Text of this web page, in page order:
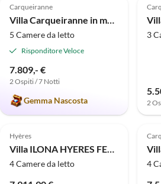
Carqueiranne
Villa Carqueiranne in montagna
5 Camere da letto
Risponditore Veloce
7.809,- €
2 Ospiti / 7 Notti
Gemma Nascosta
3
2
Hyères
Villa ILONA HYERES FENOUILLET
4 Camere da letto 4